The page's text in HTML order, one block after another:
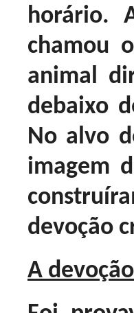
horário.
chamou
animal
debaixo
No alvo
imagem
devoção
A